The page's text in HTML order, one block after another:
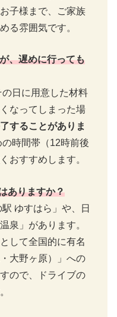
子様まで、ご家族
る雰囲気です。
、遅めに行っても
日に用意した材料
なってしまった場
することがありま
時間帯（12時前後
おすすめします。
ありますか？
ゆすはら」や、日
泉」があります。
して全国的に有名
大野ヶ原）」への
ので、ドライブの